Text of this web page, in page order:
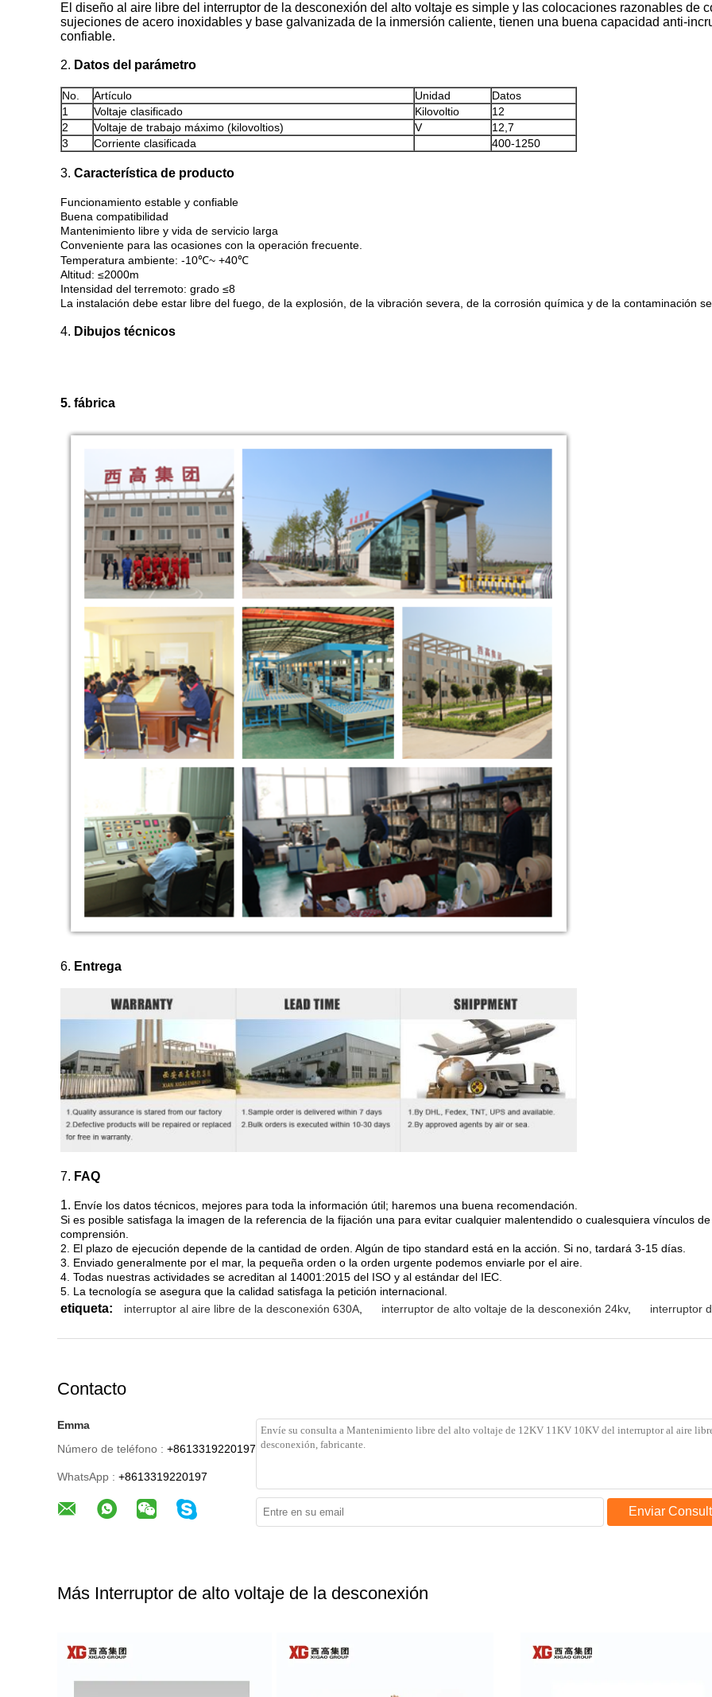
El diseño al aire libre del interruptor de la desconexión del alto voltaje es simple y las colocaciones razonables de
sujeciones de acero inoxidables y base galvanizada de la inmersión caliente, tienen una buena capacidad anti-
confiable.
2. Datos del parámetro
No. Artículo Unidad
Datos
1
Voltaje clasificado Kilovoltio
12
2
Voltaje de trabajo máximo (kilovoltios) V
12,7
3
Corriente clasificada 400-1250
3. Característica de producto
Funcionamiento estable y confiable
Buena compatibilidad
Mantenimiento libre y vida de servicio larga
Conveniente para las ocasiones con la operación frecuente.
Temperatura ambiente: -10℃~ +40℃
Altitud: ≤2000m
Intensidad del terremoto: grado ≤8
La instalación debe estar libre del fuego, de la explosión, de la vibración severa, de la corrosión química y de la contaminación
4. Dibujos técnicos
5. fábrica
6. Entrega
7. FAQ
1. Envíe los datos técnicos, mejores para toda la información útil; haremos una buena recomendación.
Si es posible satisfaga la imagen de la referencia de la fijación una para evitar cualquier malentendido o cualesquiera vínculos
comprensión.
2. El plazo de ejecución depende de la cantidad de orden. Algún de tipo standard está en la acción. Si no, tardará 3-15 días.
3. Enviado generalmente por el mar, la pequeña orden o la orden urgente podemos enviarle por el aire.
4. Todas nuestras actividades se acreditan al 14001:2015 del ISO y al estándar del IEC.
5. La tecnología se asegura que la calidad satisfaga la petición internacional.
etiqueta: interruptor al aire libre de la desconexión 630A interruptor de alto voltaje de la desconexión 24kv, interruptor
Contacto
Emma
Número de teléfono : +8613319220197
WhatsApp : +8613319220197
Enviar
Más Interruptor de alto voltaje de la desconexión